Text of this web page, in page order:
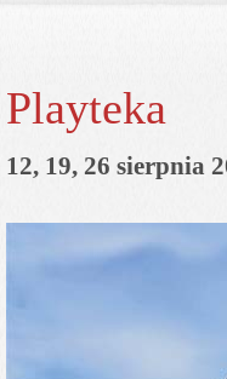
na sierpień 2026 r.
Playteka
12, 19, 26 sierpnia